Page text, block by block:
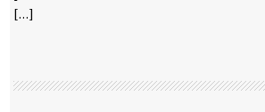
[…]